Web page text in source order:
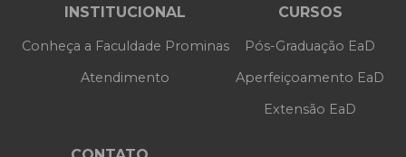
INSTITUCIONAL
Conheça a Faculdade Prominas
Atendimento
CURSOS
Pós-Graduação EaD
Aperfeiçoamento EaD
Extensão EaD